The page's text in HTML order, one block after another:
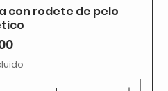
con rodete de pelo